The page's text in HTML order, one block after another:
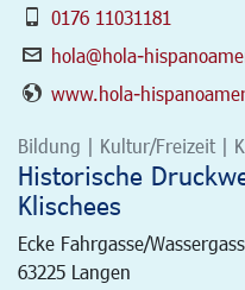
0176 11031181
hola@hola-
www.hola-
Bildung | Kultur/Freizeit |
Historische
Klischees
Ecke Fahrgasse/
63225 Langen